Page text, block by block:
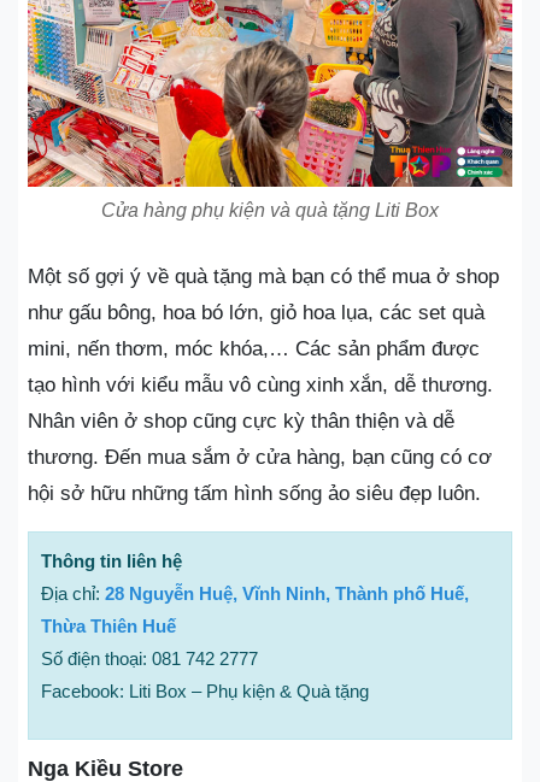
Cửa hàng phụ kiện và quà tặng Liti Box
Một số gợi ý về quà tặng mà bạn có thể mua ở shop
như gấu bông, hoa bó lớn, giỏ hoa lụa, các set quà
mini, nến thơm, móc khóa,… Các sản phẩm được
tạo hình với kiểu mẫu vô cùng xinh xắn, dễ thương.
Nhân viên ở shop cũng cực kỳ thân thiện và dễ
thương. Đến mua sắm ở cửa hàng, bạn cũng có cơ
hội sở hữu những tấm hình sống ảo siêu đẹp luôn.
Thông tin liên hệ
Địa chỉ: 28 Nguyễn Huệ, Vĩnh Ninh, Thành phố Huế,
Thừa Thiên Huế
Số điện thoại: 081 742 2777
Facebook: Liti Box – Phụ kiện & Quà tặng
Nga Kiều Store